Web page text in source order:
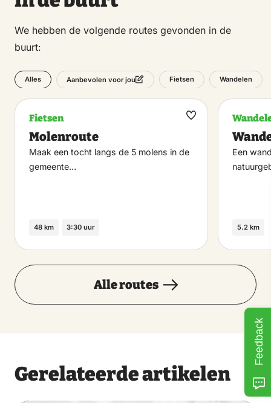
We hebben de volgende routes gevonden in de
buurt:
Alles Aanbevolen voor jou Fietsen Wandelen
Fietsen
Molenroute
Maak een tocht langs de 5 molens in de
gemeente…
48 km 3:30 uur
Maak
Een
5.2 km
Alle routes
Gerelateerde artikelen
Feedback